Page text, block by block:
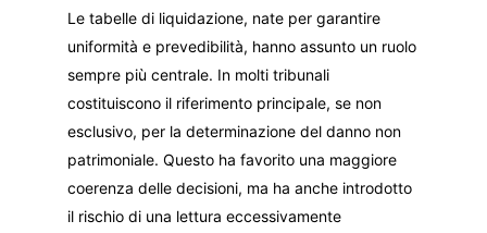
Le tabelle di liquidazione, nate per garantire
uniformità e prevedibilità, hanno assunto un ruolo
sempre più centrale. In molti tribunali
costituiscono il riferimento principale, se non
esclusivo, per la determinazione del danno non
patrimoniale. Questo ha favorito una maggiore
coerenza delle decisioni, ma ha anche introdotto
il rischio di una lettura eccessivamente